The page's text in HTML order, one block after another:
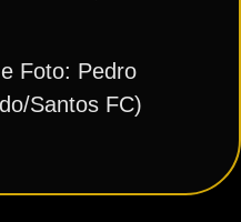
Foto: Pedro
Santos FC)